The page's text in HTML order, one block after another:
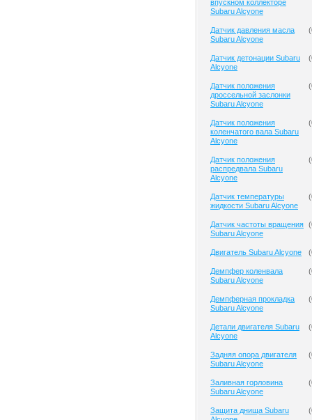
впускном коллекторе
Subaru Alcyone
Датчик давления масла
Subaru Alcyone
(
Датчик детонации Subaru
Alcyone
(
Датчик положения
дроссельной заслонки
Subaru Alcyone
(
Датчик положения
коленчатого вала Subaru
Alcyone
(
Датчик положения
распредвала Subaru
Alcyone
(
Датчик температуры
жидкости Subaru Alcyone
(
Датчик частоты вращения
Subaru Alcyone
(
Двигатель Subaru Alcyone (
Демпфер коленвала
Subaru Alcyone
(
Демпферная прокладка
Subaru Alcyone
(
Детали двигателя Subaru
Alcyone
(
Задняя опора двигателя
Subaru Alcyone
(
Заливная горловина
Subaru Alcyone
(
Защита днища Subaru
(